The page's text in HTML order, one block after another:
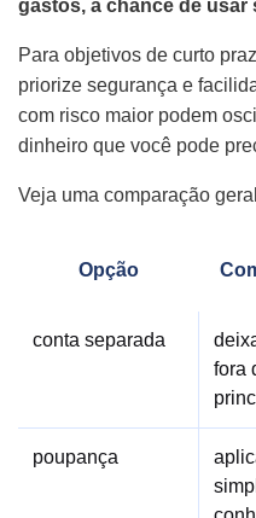
gastos, a chance de usar
Para objetivos de curto
priorize segurança e
com risco maior podem
dinheiro que você pode
Veja uma comparação
Opção
conta separada
fora
poupança